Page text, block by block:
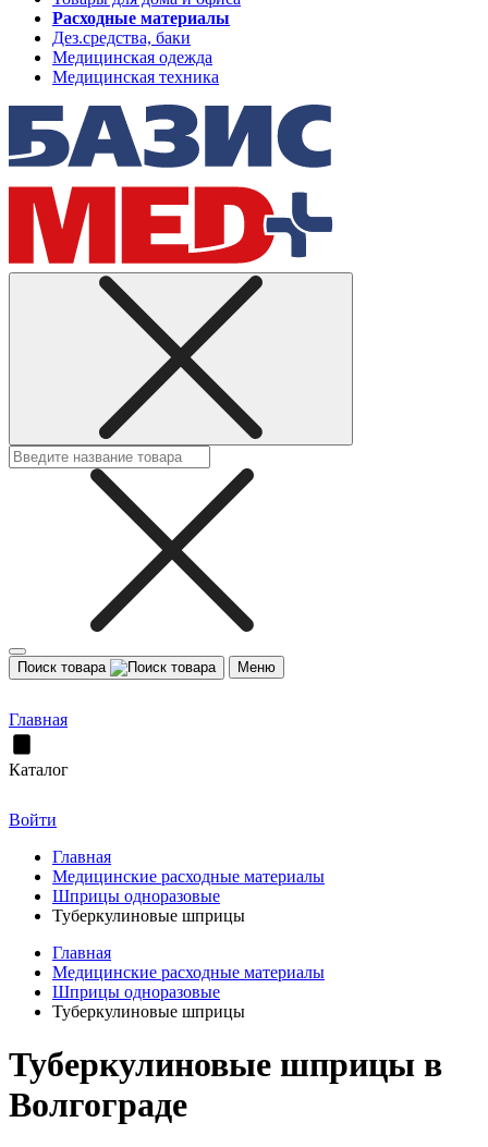
Расходные материалы
Дез.средства, баки
Медицинская одежда
Медицинская техника
Поиск товара Меню
Главная
Каталог
Войти
Главная
Медицинские расходные материалы
Шприцы одноразовые
Туберкулиновые шприцы
Главная
Медицинские расходные материалы
Шприцы одноразовые
Туберкулиновые шприцы
Туберкулиновые шприцы в
Волгограде